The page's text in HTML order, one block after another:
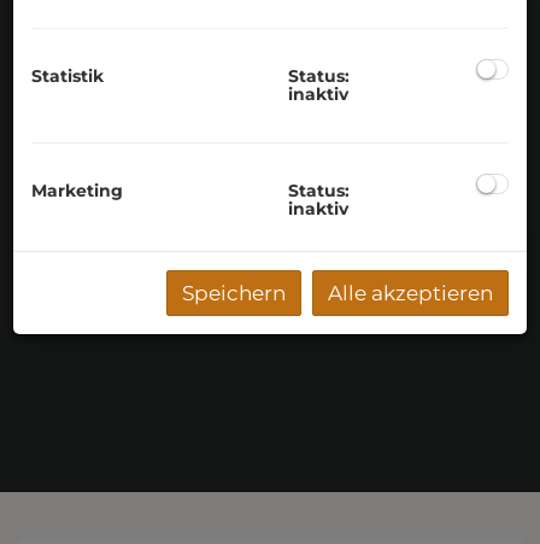
dafür sind wir bei ValorDomo da. Mit unserer
Erfahrung im Bereich exklusiver Immobilien
und erfolgreich verläuft. Hier eine Übersicht,
wie wir den Verkauf optimal gestalten.
Statistik
Status:
inaktiv
Marketing
Status:
inaktiv
Speichern Alle akzeptieren